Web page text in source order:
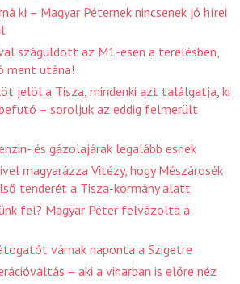
ki – Magyar Péternek nincsenek jó hírei
száguldott az M1-esen a terelésben,
ment utána!
jelöl a Tisza, mindenki azt találgatja, ki
– soroljuk az eddig felmerült
és gázolajárak legalább esnek
magyarázza Vitézy, hogy Mészárosék
tenderét a Tisza-kormány alatt
fel? Magyar Péter felvázolta a
várnak naponta a Szigetre
– aki a viharban is előre néz